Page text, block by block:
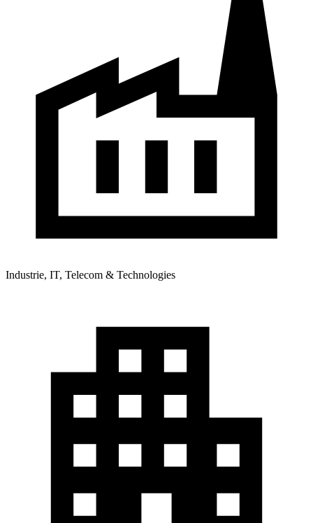
Industrie, IT, Telecom & Technologies